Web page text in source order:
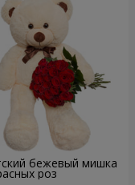
бежевый мишка
роз